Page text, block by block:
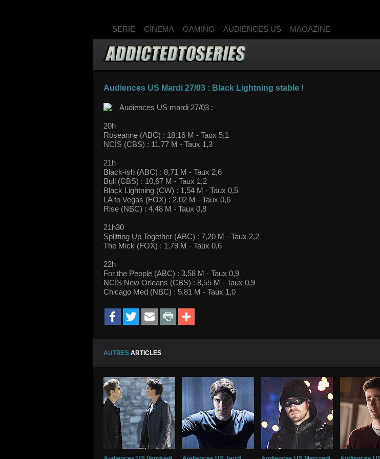
SERIE CINEMA GAMING AUDIENCES US MAGAZINE
Audiences US Mardi 27/03 : Black Lightning stable !
Audiences US mardi 27/03 :
20h
Roseanne (ABC) : 18,16 M - Taux 5,1
NCIS (CBS) : 11,77 M - Taux 1,3
21h
Black-ish (ABC) : 8,71 M - Taux 2,6
Bull (CBS) : 10,67 M - Taux 1,2
Black Lightning (CW) : 1,54 M - Taux 0,5
LA to Vegas (FOX) : 2,02 M - Taux 0,6
Rise (NBC) : 4,48 M - Taux 0,8
21h30
Splitting Up Together (ABC) : 7,20 M - Taux 2,2
The Mick (FOX) : 1,79 M - Taux 0,6
22h
For the People (ABC) : 3,58 M - Taux 0,9
NCIS New Orleans (CBS) : 8,55 M - Taux 0,9
Chicago Med (NBC) : 5,81 M - Taux 1,0
AUTRES ARTICLES